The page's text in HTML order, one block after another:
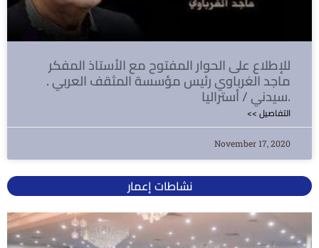
للإطلاع على الحوار المفتوح مع الأستاذ المفكر
ماجد الغرباوي رئيس مؤسسة المثقف العربي .
سيدني / أستراليا.
<< التفاصيل
November 17, 2020
نشاطات إعمار